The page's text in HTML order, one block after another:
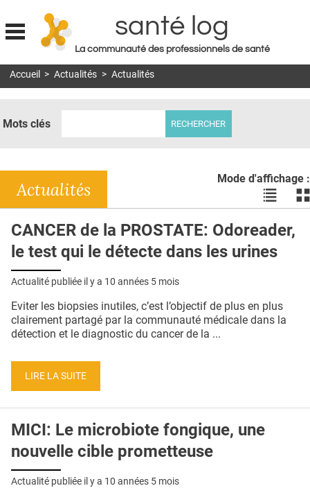
Jump to navigation
santé log
La communauté des professionnels de santé
MON COMPTE
DOSSIERS
RÉSEAUX
E-REVUE SAD
QUI SOMMES-NOUS ?
CONDITIONS GÉNÉRALES
CRÉDITS
Accueil > Actualités > Actualités
Mots clés
Mode d'affichage :
Voir
les
en
liste
les
Actualités
CANCER de la PROSTATE: Odoreader,
le test qui le détecte dans les urines
Actualité publiée il y a 10 années 5 mois
Eviter les biopsies inutiles, c’est l’objectif de plus en plus
clairement partagé par la communauté médicale dans la
détection et le diagnostic du cancer de la ...
LIRE LA SUITE
MICI: Le microbiote fongique, une
nouvelle cible prometteuse
Actualité publiée il y a 10 années 5 mois